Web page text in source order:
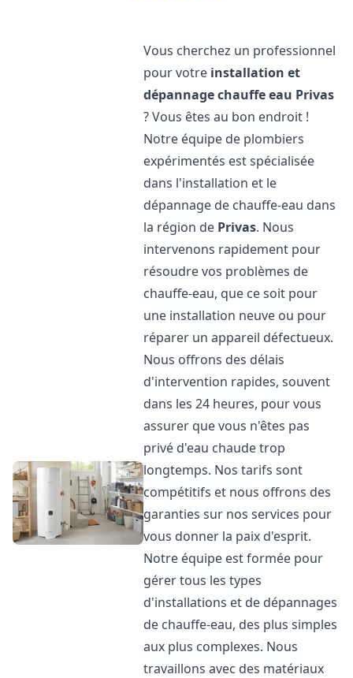
Vous cherchez un professionnel
pour votre installation et
dépannage chauffe eau Privas
? Vous êtes au bon endroit !
Notre équipe de plombiers
expérimentés est spécialisée
dans l'installation et le
dépannage de chauffe-eau dans
la région de Privas. Nous
intervenons rapidement pour
résoudre vos problèmes de
chauffe-eau, que ce soit pour
une installation neuve ou pour
réparer un appareil défectueux.
Nous offrons des délais
d'intervention rapides, souvent
dans les 24 heures, pour vous
assurer que vous n'êtes pas
privé d'eau chaude trop
longtemps. Nos tarifs sont
compétitifs et nous offrons des
garanties sur nos services pour
vous donner la paix d'esprit.
Notre équipe est formée pour
gérer tous les types
d'installations et de dépannages
de chauffe-eau, des plus simples
aux plus complexes. Nous
travaillons avec des matériaux